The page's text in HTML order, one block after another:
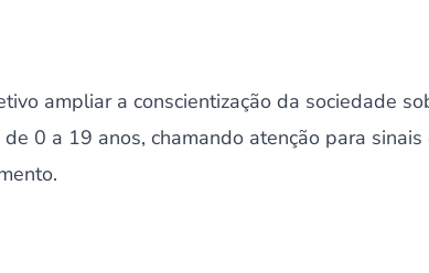
ampliar a conscientização da sociedade
0 a 19 anos, chamando atenção para sinais